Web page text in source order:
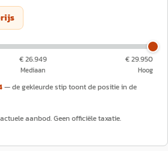
€ 26.949
Mediaan
€ 29.950
Hoog
— de gekleurde stip toont de positie in de
aanbod. Geen officiële taxatie.